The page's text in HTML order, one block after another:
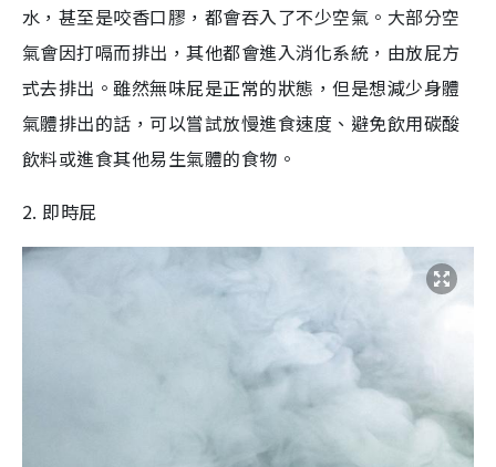
水，甚至是咬香口膠，都會吞入了不少空氣。大部分空
氣會因打嗝而排出，其他都會進入消化系統，由放屁方
式去排出。雖然無味屁是正常的狀態，但是想減少身體
氣體排出的話，可以嘗試放慢進食速度、避免飲用碳酸
飲料或進食其他易生氣體的食物。
2. 即時屁